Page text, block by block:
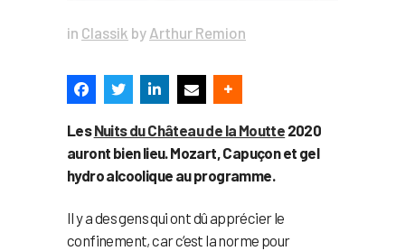
in Classik by Arthur Remion
LesNuits du Château de la Moutte 2020
auront bien lieu. Mozart, Capuçon et gel
hydro alcoolique au programme.
Il y a des gens qui ont dû apprécier le
confinement, car c‘est la norme pour